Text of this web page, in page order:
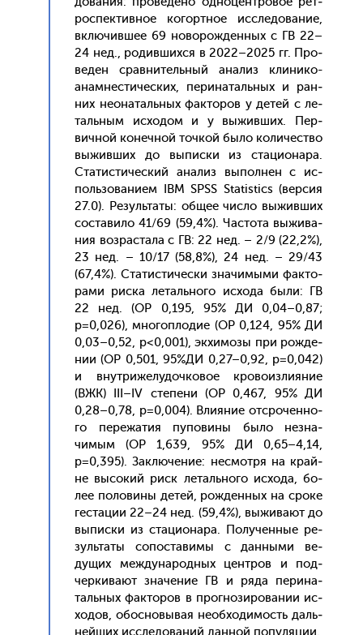
роспек­тивное ко­гор­тное ис­сле­дова­ние,
вклю­чив­шее 69 но­ворож­денных с ГВ 22–
24 нед., ро­див­шихся в 2022–2025 гг. Про­
веден срав­ни­тель­ный ана­лиз кли­нико-
анам­нести­чес­ких, пе­рина­таль­ных и ран­
них не­она­таль­ных фак­то­ров у де­тей с ле­
таль­ным ис­хо­дом и у вы­жив­ших. Пер­
вичной ко­неч­ной точ­кой бы­ло ко­личес­тво
вы­жив­ших до вы­пис­ки из ста­ци­она­ра.
Ста­тис­ти­чес­кий ана­лиз вы­пол­нен с ис­
поль­зо­вани­ем IBM SPSS Statistics (вер­сия
27.0). Ре­зуль­та­ты: об­щее чис­ло вы­жив­ших
сос­та­вило 41/69 (59,4%). Час­то­та вы­жива­
ния воз­раста­ла с ГВ: 22 нед. – 2/9 (22,2%),
23 нед. – 10/17 (58,8%), 24 нед. – 29/43
(67,4%). Ста­тис­ти­чес­ки зна­чимы­ми фак­то­
рами рис­ка ле­таль­но­го ис­хо­да бы­ли: ГВ
22 нед. (ОР 0,195, 95% ДИ 0,04–0,87;
p=0,026), мно­гоп­ло­дие (ОР 0,124, 95% ДИ
0,03–0,52, p<0,001), эк­хи­мозы при рож­де­
нии (ОР 0,501, 95%ДИ 0,27–0,92, p=0,042)
и внут­ри­желу­доч­ко­вое кро­во­из­ли­яние
(ВЖК) III–IV сте­пени (ОР 0,467, 95% ДИ
0,28–0,78, p=0,004). Вли­яние от­сро­чен­но­
го пе­режа­тия пу­пови­ны бы­ло нез­на­
чимым (ОР 1,639, 95% ДИ 0,65–4,14,
p=0,395). Зак­лю­чение: нес­мотря на край­
не вы­сокий риск ле­таль­но­го ис­хо­да, бо­
лее по­лови­ны де­тей, рож­денных на сро­ке
гес­та­ции 22–24 нед. (59,4%), вы­жива­ют до
вы­пис­ки из ста­ци­она­ра. По­лучен­ные ре­
зуль­та­ты со­пос­та­вимы с дан­ны­ми ве­
дущих меж­ду­народ­ных цен­тров и под­
черки­ва­ют зна­чение ГВ и ря­да пе­рина­
таль­ных фак­то­ров в прог­но­зиро­вании ис­
хо­дов, обос­но­вывая не­об­хо­димость даль­
ней­ших ис­сле­дова­ний дан­ной по­пуля­ции.